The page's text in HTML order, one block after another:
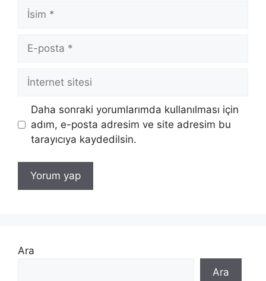
İsim
posta
İnternet
sitesi
Daha sonraki yorumlarımda kullanılması için
adım, e-posta adresim ve site adresim bu
tarayıcıya kaydedilsin.
Ara
Ara